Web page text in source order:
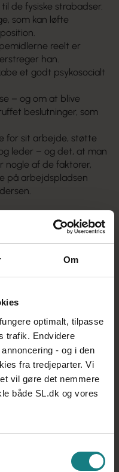
Om
optimalt, tilpasse
trafik. Endvidere
- og i den
fra tredjeparter. Vi
vil gøre det nemmere
både SL.dk og vores
de fysiske strabadser.
som kan løfte
reelt er
han.
et godt psykosocialt
– og om at blive
beslutninger, som
for sit arbejde, støtte
leder – og det, at man
nogle af de faktorer,
på arbejdspladsen
anbefaler, at
på
at det styrker
mindsker smerter i
til at mindske tab af
gør noget sammen
fx at lave småøvelser
ting end fysisk
er det et fælles
holde fast i det.